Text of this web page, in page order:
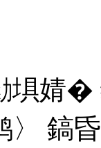
埧婧�
〉 鎬